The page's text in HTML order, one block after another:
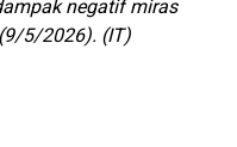
negatif miras
5/2026). (IT)